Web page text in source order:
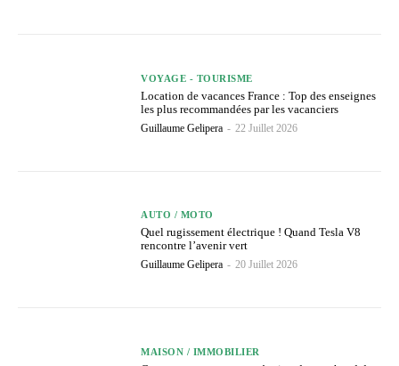
VOYAGE - TOURISME
Location de vacances France : Top des enseignes
les plus recommandées par les vacanciers
Guillaume Gelipera - 22 Juillet 2026
AUTO / MOTO
Quel rugissement électrique ! Quand Tesla V8
rencontre l’avenir vert
Guillaume Gelipera - 20 Juillet 2026
MAISON / IMMOBILIER